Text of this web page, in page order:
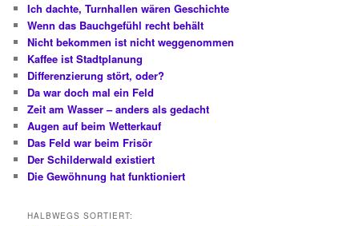
Ich dachte, Turnhallen wären Geschichte
Wenn das Bauchgefühl recht behält
Nicht bekommen ist nicht weggenommen
Kaffee ist Stadtplanung
Differenzierung stört, oder?
Da war doch mal ein Feld
Zeit am Wasser – anders als gedacht
Augen auf beim Wetterkauf
Das Feld war beim Frisör
Der Schilderwald existiert
Die Gewöhnung hat funktioniert
HALBWEGS SORTIERT: